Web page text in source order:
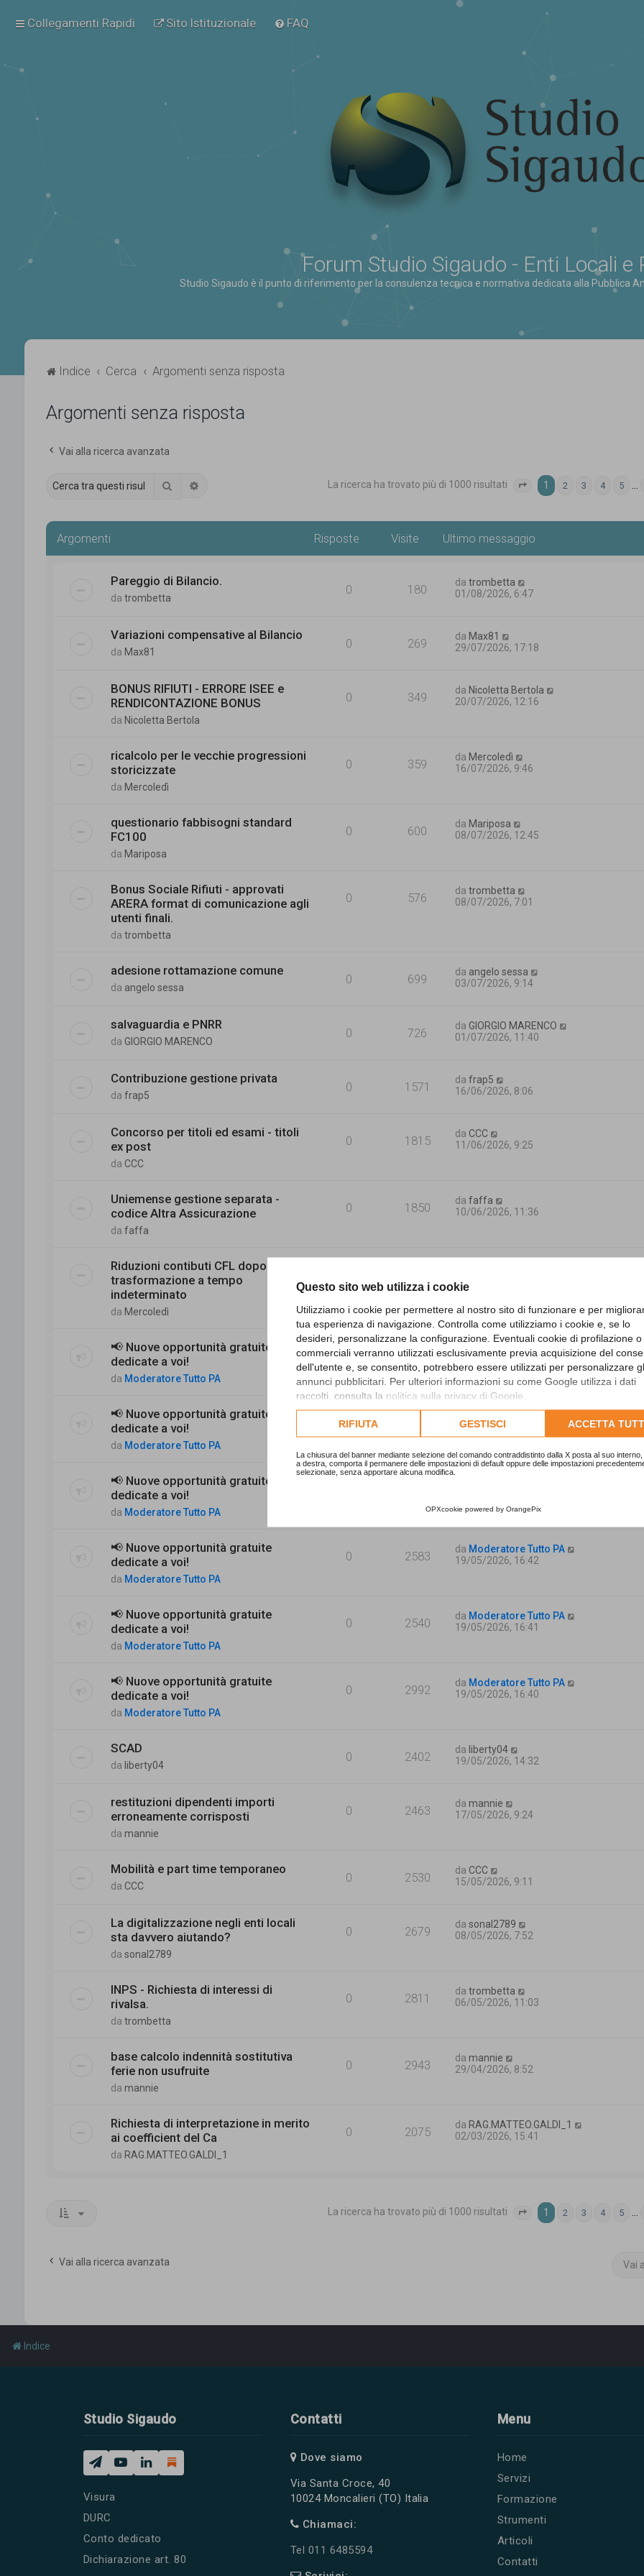
Questo sito web utilizza i cookie
Utilizziamo i cookie per permettere al nostro sito di funzionare e per
tua esperienza di navigazione. Controlla come utilizziamo i cookie e, se lo
desideri, personalizzane la configurazione. Eventuali cookie di profilazione o
commerciali verranno utilizzati esclusivamente previa acquisizione del
dell'utente e, se consentito, potrebbero essere utilizzati per personalizzare
annunci pubblicitari. Per ulteriori informazioni su come Google utilizza i dati
raccolti, consulta la politica sulla privacy di Google
Consulta l'informativa cookie completa.
RIFIUTA GESTISCI ACCETTA
La chiusura del banner mediante selezione del comando contraddistinto dalla X posta al suo interno,
a destra, comporta il permanere delle impostazioni di default oppure delle impostazioni
selezionate, senza apportare alcuna modifica.
OPXcookie powered by OrangePix
Collegamenti Rapidi Sito Istituzionale FAQ
Forum Studio Sigaudo - Enti Locali e
Studio Sigaudo è il punto di riferimento per la consulenza tecnica e normativa dedicata alla Pubblica
Indice Cerca Argomenti senza risposta
Argomenti senza risposta
Vai alla ricerca avanzata
Cerca La ricerca ha trovato più di 1000 risultati Pagina 1di 40
1 2 3 4 5 …
Argomenti Risposte Visite Ultimo messaggio
Pareggio di Bilancio.
da trombetta
0 180 datrombetta
01/08/2026, 6:47
Variazioni compensative al Bilancio
da Max81
0 269 da Max81
29/07/2026, 17:18
BONUS RIFIUTI - ERRORE ISEE e
RENDICONTAZIONE BONUS
da Nicoletta Bertola
0 349 da Nicoletta Bertola
20/07/2026, 12:16
ricalcolo per le vecchie progressioni
storicizzate
da Mercoledì
0 359 da Mercoledì
16/07/2026, 9:46
questionario fabbisogni standard
FC100
da Mariposa
0 600 da Mariposa
08/07/2026, 12:45
Bonus Sociale Rifiuti - approvati
ARERA format di comunicazione agli
utenti finali.
da trombetta
0 576 datrombetta
08/07/2026, 7:01
adesione rottamazione comune
da angelo sessa
0 699 da angelo sessa
03/07/2026, 9:14
salvaguardia e PNRR
da GIORGIO MARENCO
0 726 da GIORGIO MARENCO
01/07/2026, 11:40
Contribuzione gestione privata
da frap5
0 1571 dafrap5
16/06/2026, 8:06
Concorso per titoli ed esami - titoli
ex post
da CCC
0 1815 da CCC
11/06/2026, 9:25
Uniemense gestione separata -
codice Altra Assicurazione
da faffa
0 1850 dafaffa
10/06/2026, 11:36
Riduzioni contibuti CFL dopo
trasformazione a tempo
indeterminato
da Mercoledì
📢 Nuove opportunità gratuite
dedicate a voi!
da Moderatore Tutto PA
0 2418 da
Moderatore Tutto PA
19/05/2026, 16:43
📢 Nuove opportunità gratuite
dedicate a voi!
da Moderatore Tutto PA
0
19/05/2026, 16:43
📢 Nuove opportunità gratuite
dedicate a voi!
da Moderatore Tutto PA
📢 Nuove opportunità gratuite
dedicate a voi!
da Moderatore Tutto PA
0 2583 da Moderatore Tutto PA
19/05/2026, 16:42
📢 Nuove opportunità gratuite
dedicate a voi!
da Moderatore Tutto PA
0 2540 da Moderatore Tutto PA
19/05/2026, 16:41
📢 Nuove opportunità gratuite
dedicate a voi!
da Moderatore Tutto PA
0 2992 da Moderatore Tutto PA
19/05/2026, 16:40
SCAD
da liberty04
0 2402 da liberty04
19/05/2026, 14:32
restituzioni dipendenti importi
erroneamente corrisposti
da mannie
0 2463 da mannie
17/05/2026, 9:24
Mobilità e part time temporaneo
da CCC
0 2530 da CCC
15/05/2026, 9:11
La digitalizzazione negli enti locali
sta davvero aiutando?
da sonal2789
0 2679 dasonal2789
08/05/2026, 7:52
INPS - Richiesta di interessi di
rivalsa.
da trombetta
0 2811 datrombetta
06/05/2026, 11:03
base calcolo indennità sostitutiva
ferie non usufruite
da mannie
0 2943 da mannie
29/04/2026, 8:52
Richiesta di interpretazione in merito
ai coefficient del Ca
da RAG.MATTEO.GALDI_1
0 2075 da RAG.MATTEO.GALDI_1
02/03/2026, 15:41
La ricerca ha trovato più di 1000 risultati Pagina 1di 40
1 2 3 4 5 …
Vai alla ricerca avanzata Vai
Indice
Studio Sigaudo
Visura
DURC
Conto dedicato
Dichiarazione art. 80
Contatti
Dove siamo
Via Santa Croce, 40
10024 Moncalieri (TO) Italia
Chiamaci:
Tel 011 6485594
Menu
Home
Servizi
Formazione
Strumenti
Articoli
Contatti